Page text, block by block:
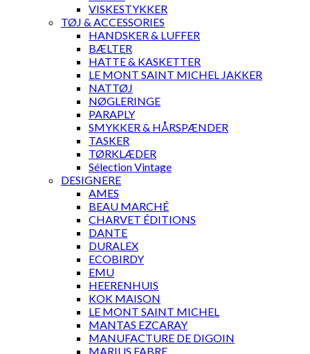
VISKESTYKKER
TØJ & ACCESSORIES
HANDSKER & LUFFER
BÆLTER
HATTE & KASKETTER
LE MONT SAINT MICHEL JAKKER
NATTØJ
NØGLERINGE
PARAPLY
SMYKKER & HÅRSPÆNDER
TASKER
TØRKLÆDER
Sélection Vintage
DESIGNERE
AMES
BEAU MARCHÉ
CHARVET ÉDITIONS
DANTE
DURALEX
ECOBIRDY
EMU
HEERENHUIS
KOK MAISON
LE MONT SAINT MICHEL
MANTAS EZCARAY
MANUFACTURE DE DIGOIN
MARIUS FABRE